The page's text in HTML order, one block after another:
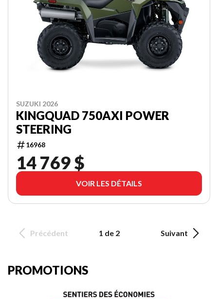
SUZUKI 2026
KINGQUAD 750AXI POWER
STEERING
16968
14 769 $
VOIR LES DÉTAILS
Précédent 1 de 2 Suivant
PROMOTIONS